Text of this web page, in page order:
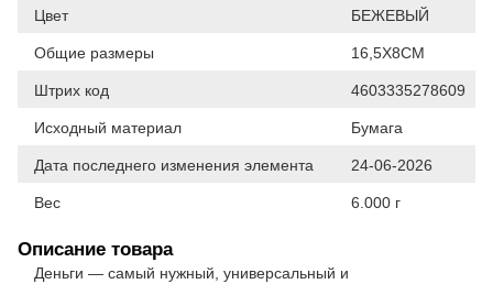
Цвет БЕЖЕВЫЙ
Общие размеры 16,5Х8СМ
Штрих код 4603335278609
Исходный материал Бумага
Дата последнего изменения элемента 24-06-2026
Вес 6.000 г
Описание товара
Деньги — самый нужный, универсальный и